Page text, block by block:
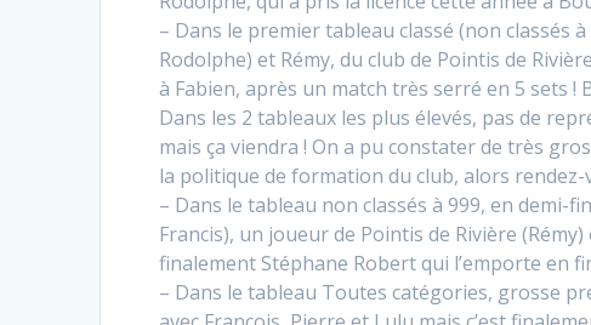
– Dans le premier tableau classé (non classés
Rodolphe) et Rémy, du club de Pointis de
à Fabien, après un match très serré en 5 sets
Dans les 2 tableaux les plus élevés, pas de
mais ça viendra ! On a pu constater de très
la politique de formation du club, alors rendez-
– Dans le tableau non classés à 999, en demi-
Francis), un joueur de Pointis de Rivière
finalement Stéphane Robert qui l’emporte en
– Dans le tableau Toutes catégories, grosse